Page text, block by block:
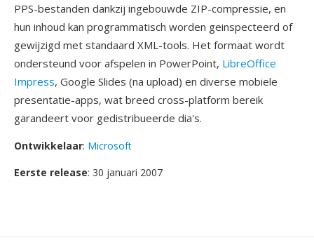
PPS-bestanden dankzij ingebouwde ZIP-compressie, en
hun inhoud kan programmatisch worden geinspecteerd of
gewijzigd met standaard XML-tools. Het formaat wordt
ondersteund voor afspelen in PowerPoint, LibreOffice
Impress, Google Slides (na upload) en diverse mobiele
presentatie-apps, wat breed cross-platform bereik
garandeert voor gedistribueerde dia's.
Ontwikkelaar: Microsoft
Eerste release: 30 januari 2007